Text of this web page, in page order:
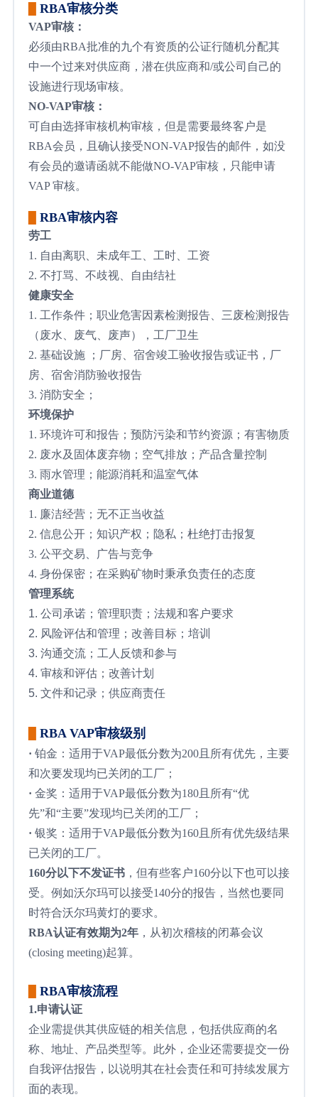
RBA审核分类
VAP审核：
必须由RBA批准的九个有资质的公证行随机分配其
中一个过来对供应商，潜在供应商和/或公司自己的
设施进行现场审核。
NO-VAP审核：
可自由选择审核机构审核，但是需要最终客户是
RBA会员，且确认接受NON-VAP报告的邮件，如没
有会员的邀请函就不能做NO-VAP审核，只能申请
VAP 审核。
RBA审核内容
劳工
1. 自由离职、未成年工、工时、工资
2. 不打骂、不歧视、自由结社
健康安全
1. 工作条件；职业危害因素检测报告、三废检测报告
（废水、废气、废声），工厂卫生
2. 基础设施 ；厂房、宿舍竣工验收报告或证书，厂
房、宿舍消防验收报告
3. 消防安全；
环境保护
1. 环境许可和报告；预防污染和节约资源；有害物质
2. 废水及固体废弃物；空气排放；产品含量控制
3. 雨水管理；能源消耗和温室气体
商业道德
1. 廉洁经营；无不正当收益
2. 信息公开；知识产权；隐私；杜绝打击报复
3. 公平交易、广告与竞争
4. 身份保密；在采购矿物时秉承负责任的态度
管理系统
1. 公司承诺；管理职责；法规和客户要求
2. 风险评估和管理；改善目标；培训
3. 沟通交流；工人反馈和参与
4. 审核和评估；改善计划
5. 文件和记录；供应商责任
RBA VAP审核级别
· 铂金：适用于VAP最低分数为200且所有优先，主要
和次要发现均已关闭的工厂；
· 金奖：适用于VAP最低分数为180且所有“优
先”和“主要”发现均已关闭的工厂；
· 银奖：适用于VAP最低分数为160且所有优先级结果
已关闭的工厂。
160分以下不发证书，但有些客户160分以下也可以接
受。例如沃尔玛可以接受140分的报告，当然也要同
时符合沃尔玛黄灯的要求。
RBA认证有效期为2年，从初次稽核的闭幕会议
(closing meeting)起算。
RBA审核流程
1.申请认证
企业需提供其供应链的相关信息，包括供应商的名
称、地址、产品类型等。此外，企业还需要提交一份
自我评估报告，以说明其在社会责任和可持续发展方
面的表现。